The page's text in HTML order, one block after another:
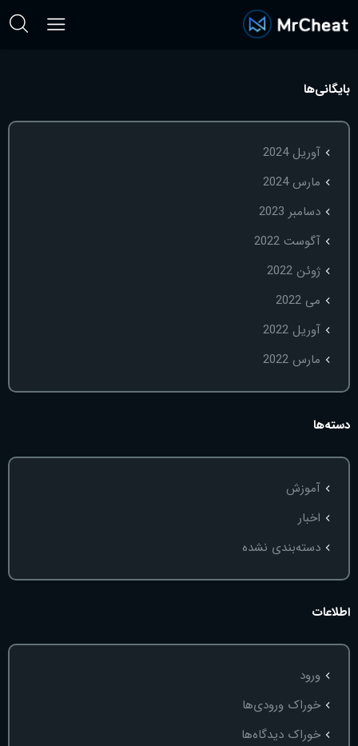
بایگانی‌ها
آوریل 2024
مارس 2024
دسامبر 2023
آگوست 2022
ژوئن 2022
می 2022
آوریل 2022
مارس 2022
دسته‌ها
آموزش
اخبار
دسته‌بندی نشده
اطلاعات
ورود
خوراک ورودی‌ها
خوراک دیدگاه‌ها